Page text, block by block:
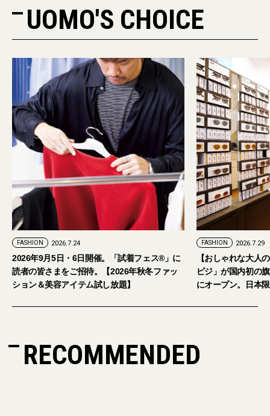
UOMO'S CHOICE
FASHION 2026.7.24
2026年9月5日・6日開催。「試着フェス®︎」に
読者の皆さまをご招待。【2026年秋冬ファッ
ション＆美容アイテム試し放題】
FASHION 2026.7.29
【おしゃれな大人
ピジ」が国内初の
にオープン。日本
RECOMMENDED